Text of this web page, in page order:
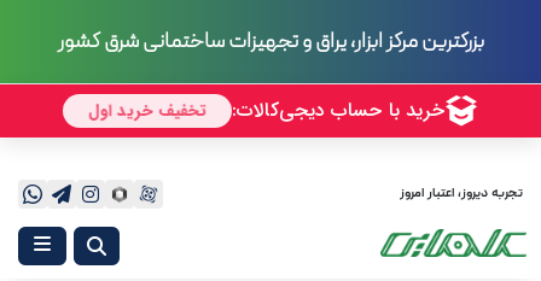
70 سال تجربه
تجربه دیروز، اعتبار امروز